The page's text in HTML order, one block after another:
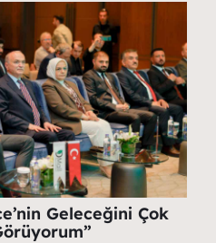
Geleceğini Çok